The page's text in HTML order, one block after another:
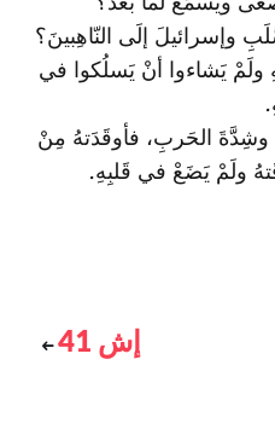
وإسرائيلَ إلَى النّاهِبينَ؟
ولَمْ يَشاءوا أنْ يَسلُكوا في
الحَربِ، فأوقَدَتهُ مِنْ
ولَمْ يَضَعْ في قَلبِهِ.
إش 41